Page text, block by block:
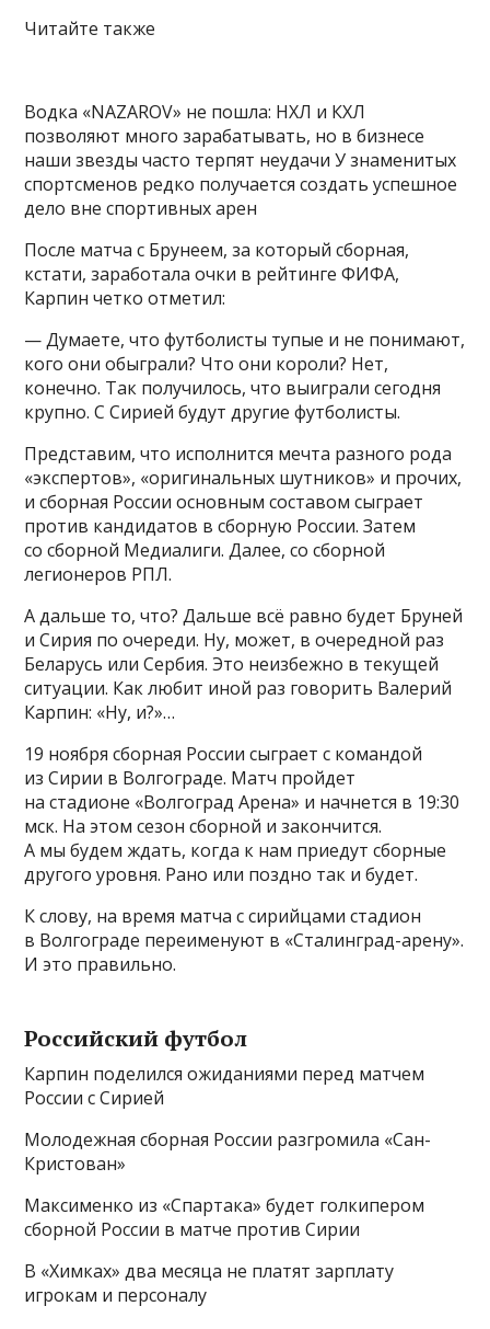
Читайте также
Водка «NAZAROV» не пошла: НХЛ и КХЛ
позволяют много зарабатывать, но в бизнесе
наши звезды часто терпят неудачи У знаменитых
спортсменов редко получается создать успешное
дело вне спортивных арен
После матча с Брунеем, за который сборная,
кстати, заработала очки в рейтинге ФИФА,
Карпин четко отметил:
— Думаете, что футболисты тупые и не понимают,
кого они обыграли? Что они короли? Нет,
конечно. Так получилось, что выиграли сегодня
крупно. С Сирией будут другие футболисты.
Представим, что исполнится мечта разного рода
«экспертов», «оригинальных шутников» и прочих,
и сборная России основным составом сыграет
против кандидатов в сборную России. Затем
со сборной Медиалиги. Далее, со сборной
легионеров РПЛ.
А дальше то, что? Дальше всё равно будет Бруней
и Сирия по очереди. Ну, может, в очередной раз
Беларусь или Сербия. Это неизбежно в текущей
ситуации. Как любит иной раз говорить Валерий
Карпин: «Ну, и?»…
19 ноября сборная России сыграет с командой
из Сирии в Волгограде. Матч пройдет
на стадионе «Волгоград Арена» и начнется в 19:30
мск. На этом сезон сборной и закончится.
А мы будем ждать, когда к нам приедут сборные
другого уровня. Рано или поздно так и будет.
К слову, на время матча с сирийцами стадион
в Волгограде переименуют в «Сталинград-арену».
И это правильно.
Российский футбол
Карпин поделился ожиданиями перед матчем
России с Сирией
Молодежная сборная России разгромила «Сан-
Кристован»
Максименко из «Спартака» будет голкипером
сборной России в матче против Сирии
В «Химках» два месяца не платят зарплату
игрокам и персоналу